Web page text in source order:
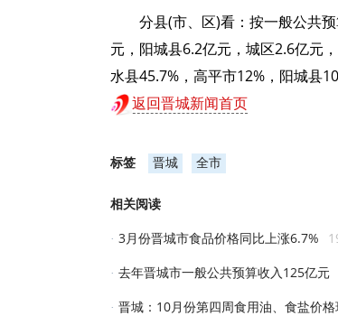
分县(市、区)看：按一般公共
元，阳城县6.2亿元，城区2.6亿元
水县45.7%，高平市12%，阳城县
返回晋城新闻首页
标签 晋城 全市
相关阅读
· 3月份晋城市食品价格同比上涨6.7%
· 去年晋城市一般公共预算收入125亿元
· 晋城：10月份第四周食用油、食盐价